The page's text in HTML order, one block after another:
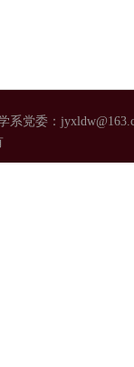
党委：